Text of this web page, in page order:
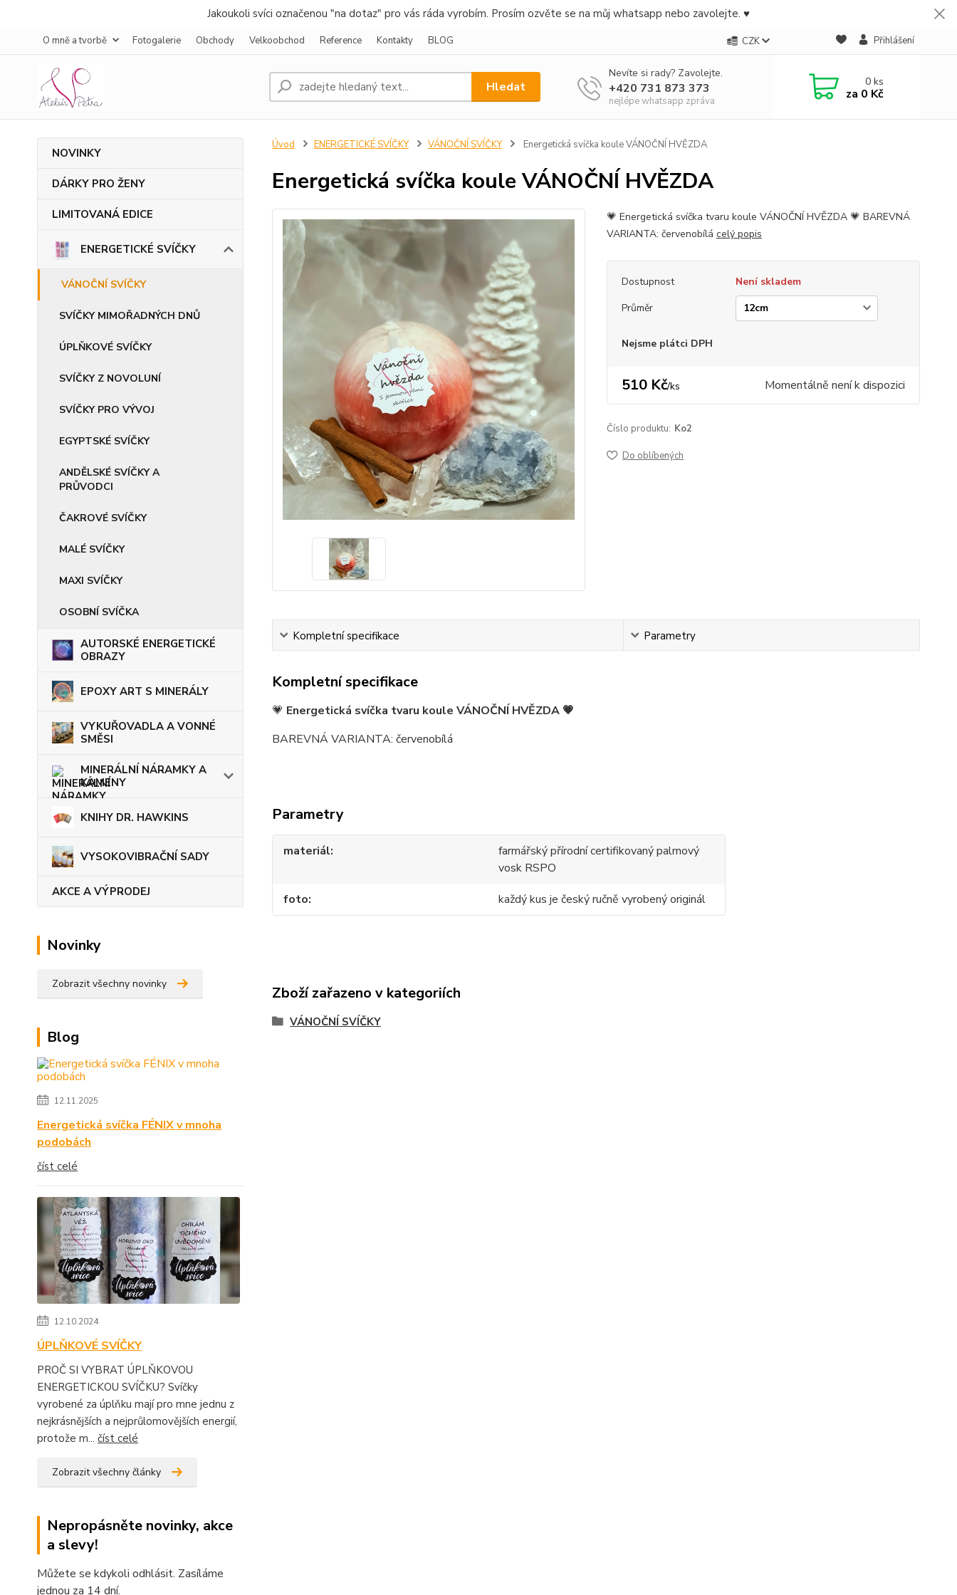
Jakoukoli svíci označenou "na dotaz" pro vás ráda vyrobím. Prosím ozvěte se na můj whatsapp nebo zavolejte. ♥
O mně a tvorbě Fotogalerie Obchody Velkoobchod Reference Kontakty BLOG CZK Přihlášení
Hledat
Nevíte si rady? Zavolejte.
+420 731 873 373
nejlépe whatsapp zpráva
0ks
za 0 Kč
NOVINKY
DÁRKY PRO ŽENY
LIMITOVANÁ EDICE
ENERGETICKÉ SVÍČKY
VÁNOČNÍ SVÍČKY
SVÍČKY MIMOŘADNÝCH DNŮ
ÚPLŇKOVÉ SVÍČKY
SVÍČKY Z NOVOLUNÍ
SVÍČKY PRO VÝVOJ
EGYPTSKÉ SVÍČKY
ANDĚLSKÉ SVÍČKY A
PRŮVODCI
ČAKROVÉ SVÍČKY
MALÉ SVÍČKY
MAXI SVÍČKY
OSOBNÍ SVÍČKA
AUTORSKÉ ENERGETICKÉ
OBRAZY
EPOXY ART S MINERÁLY
VYKUŘOVADLA A VONNÉ
SMĚSI
MINERÁLNÍ NÁRAMKY A
KAMENY
KNIHY DR. HAWKINS
VYSOKOVIBRAČNÍ SADY
AKCE A VÝPRODEJ
Novinky
Zobrazit všechny novinky
Blog
12.11.2025
Energetická svíčka FÉNIX v mnoha
podobách
číst celé
12.10.2024
ÚPLŇKOVÉ SVÍČKY
PROČ SI VYBRAT ÚPLŇKOVOU
ENERGETICKOU SVÍČKU? Svíčky
vyrobené za úplňku mají pro mne jednu z
nejkrásnějších a nejprůlomovějších energií,
protože m... číst celé
Zobrazit všechny články
Nepropásněte novinky, akce
a slevy!
Můžete se kdykoli odhlásit. Zasíláme
jednou za 14 dní.
Úvod ENERGETICKÉ SVÍČKY VÁNOČNÍ SVÍČKY Energetická svíčka koule VÁNOČNÍ HVĚZDA
Energetická svíčka koule VÁNOČNÍ HVĚZDA
💗 Energetická svíčka tvaru koule VÁNOČNÍ HVĚZDA 💗 BAREVNÁ
VARIANTA: červenobílá celý popis
Dostupnost
Není skladem
Průměr
Nejsme plátci DPH
510 Kč/ks Momentálně není k dispozici
Číslo produktu: Ko2
Do oblíbených
Kompletní specifikace Parametry
Kompletní specifikace
💗 Energetická svíčka tvaru koule VÁNOČNÍ HVĚZDA 💗
BAREVNÁ VARIANTA: červenobílá
Parametry
materiál
farmářský přírodní certifikovaný palmový
vosk RSPO
foto
každý kus je český ručně vyrobený originál
Zboží zařazeno v kategoriích
VÁNOČNÍ SVÍČKY